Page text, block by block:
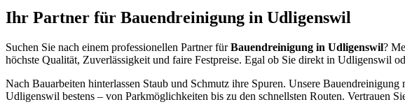
Ihr Partner für Bauendreinigung in Udligenswil
Suchen Sie nach einem professionellen Partner fürBauendreinigung in Udligenswil?
höchste Qualität, Zuverlässigkeit und faire Festpreise. Egal ob Sie direkt in Udligenswil
Nach Bauarbeiten hinterlassen Staub und Schmutz ihre Spuren. Unsere
Udligenswil bestens – von Parkmöglichkeiten bis zu den schnellsten Routen. Vertrauen